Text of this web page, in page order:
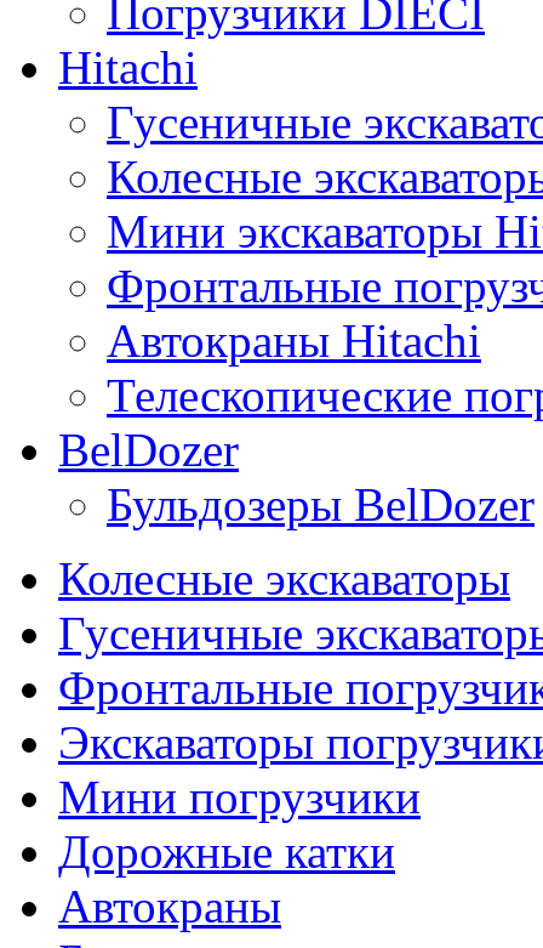
Погрузчики DIECI
Hitachi
Гусеничные
Колесные
Мини экскаваторы
Фронтальные
Автокраны Hitachi
Телескопические
BelDozer
Бульдозеры BelDozer
Колесные экскаваторы
Гусеничные
Фронтальные
Экскаваторы
Мини погрузчики
Дорожные катки
Автокраны